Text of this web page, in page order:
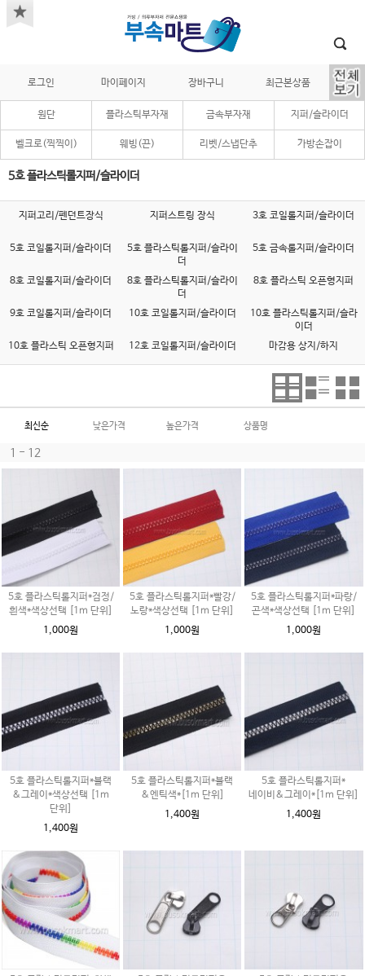
로그인 마이페이지 장바구니 최근본상품
원단 플라스틱부자재 금속부자재 지퍼/슬라이더
벨크로(찍찍이) 웨빙(끈) 리벳/스냅단추 가방손잡이
5호 플라스틱롤지퍼/슬라이더
지퍼고리/펜던트장식 지퍼스트링 장식 3호 코일롤지퍼/슬라이더
5호 코일롤지퍼/슬라이더
5호 플라스틱롤지퍼/슬라이
더
5호 금속롤지퍼/슬라이더
8호 코일롤지퍼/슬라이더
8호 플라스틱롤지퍼/슬라이
더
8호 플라스틱 오픈형지퍼
9호 코일롤지퍼/슬라이더 10호 코일롤지퍼/슬라이더
10호 플라스틱롤지퍼/슬라
이더
10호 플라스틱 오픈형지퍼
12호 코일롤지퍼/슬라이더 마감용 상지/하지
최신순 낮은가격 높은가격 상품명
1 - 12
5호 플라스틱롤지퍼*검정/
흰색*색상선택 [1m 단위]
1,000원
5호 플라스틱롤지퍼*빨강/
노랑*색상선택 [1m 단위]
1,000원
5호 플라스틱롤지퍼*파랑/
곤색*색상선택 [1m 단위]
1,000원
5호 플라스틱롤지퍼*블랙
&그레이*색상선택 [1m
단위]
1,400원
5호 플라스틱롤지퍼*블랙
&엔틱색*[1m 단위]
1,400원
5호 플라스틱롤지퍼*
네이비&그레이*[1m 단위]
1,400원